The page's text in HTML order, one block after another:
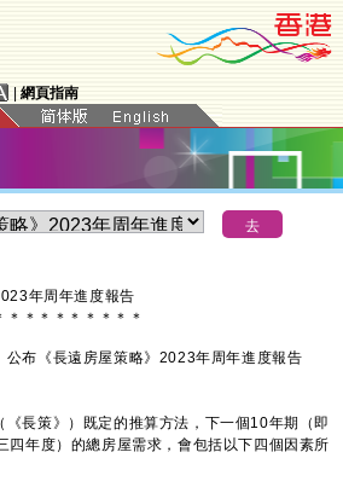
網頁指南
年周年進度報告
＊ ＊ ＊ ＊ ＊ ＊ ＊ ＊ ＊
布《長遠房屋策略》2023年周年進度報告
長策》）既定的推算方法，下一個10年期（即
四年度）的總房屋需求，會包括以下四個因素所